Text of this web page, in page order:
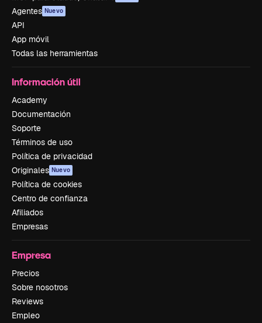
Agentes Nuevo
API
App móvil
Todas las herramientas
Información útil
Academy
Documentación
Soporte
Términos de uso
Política de privacidad
Originales Nuevo
Política de cookies
Centro de confianza
Afiliados
Empresas
Empresa
Precios
Sobre nosotros
Reviews
Empleo